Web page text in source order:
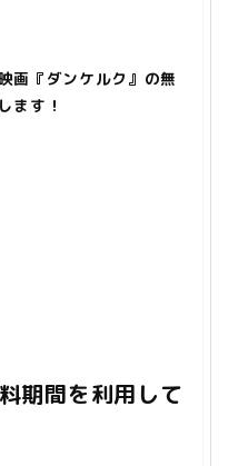
映画『ダンケルク』の無
ます！
期間を利用して